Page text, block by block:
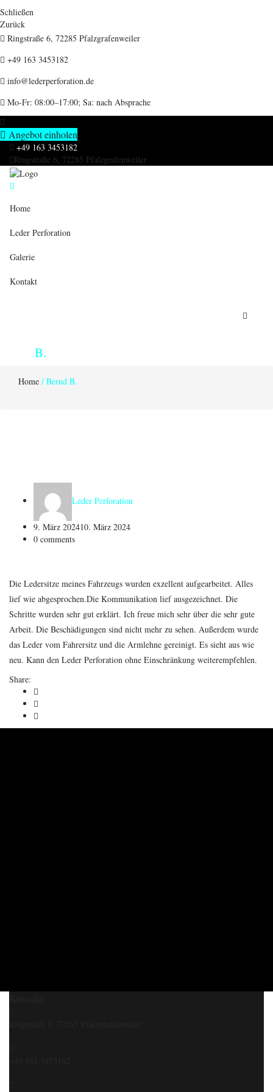
Schließen
Zurück
Ringstraße 6, 72285 Pfalzgrafenweiler
+49 163 3453182
info@lederperforation.de
Mo-Fr: 08:00–17:00; Sa: nach Absprache
Angebot einholen
+49 163 3453182
Ringstraße 6, 72285 Pfalzgrafenweiler
Home
Leder Perforation
Galerie
Kontakt
B.
Home / Bernd B.
Leder Perforation
9. März 202410. März 2024
0 comments
Die Ledersitze meines Fahrzeugs wurden exzellent aufgearbeitet. Alles
lief wie abgesprochen.Die Kommunikation lief ausgezeichnet. Die
Schritte wurden sehr gut erklärt. Ich freue mich sehr über die sehr gute
Arbeit. Die Beschädigungen sind nicht mehr zu sehen. Außerdem wurde
das Leder vom Fahrersitz und die Armlehne gereinigt. Es sieht aus wie
neu. Kann den Leder Perforation ohne Einschränkung weiterempfehlen.
Share: